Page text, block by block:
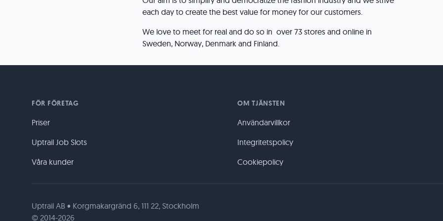
each day to create the best value for money for our customers.
We love to meet for real and do so in over 73 stores and online in
Sweden, Norway, Denmark and Finland.
FÖR FÖRETAG
Priser
Uptrail Job Slots
Våra kunder
OM TJÄNSTEN
Användarvillkor
Integritetspolicy
Cookiepolicy
Uptrail AB • Korgmakargränd 6, 111 22, Stockholm
© 2014-2026